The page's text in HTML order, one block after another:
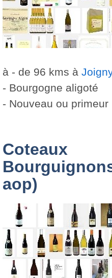
à - de 96 kms à
- Bourgogne aligoté
- Nouveau ou primeur
Coteaux
aop)